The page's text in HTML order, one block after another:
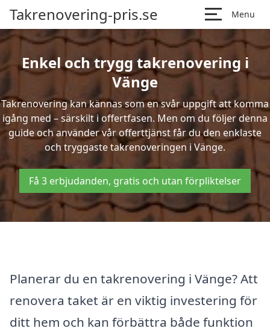
Takrenovering-pris.se Menu
Enkel och trygg takrenovering i
Vänge
Takrenovering kan kännas som en svår uppgift att komma
igång med – särskilt i offertfasen. Men om du följer denna
guide och använder vår offerttjänst får du den enklaste
och tryggaste takrenoveringen i Vänge.
Få 3 erbjudanden, gratis och utan förpliktelser
Planerar du en takrenovering i Vänge? Att
renovera taket är en viktig investering för
ditt hem och kan förbättra både funktion